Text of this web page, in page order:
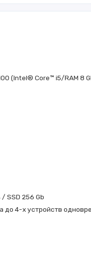
(Intel® Core™ i5/RAM 8
SSD 256 Gb
до 4-х устройств